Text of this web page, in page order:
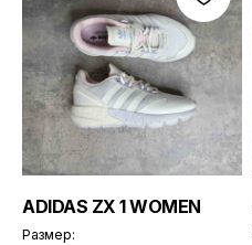
ADIDAS ZX 1 WOMEN
Размер: